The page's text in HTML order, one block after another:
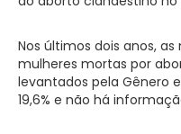
Nos últimos dois anos,
mulheres mortas por
levantados pela Gênero
19,6% e não há